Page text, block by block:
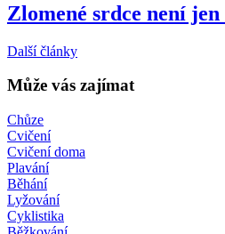
Zlomené srdce není
Další články
Může vás zajímat
Chůze
Cvičení
Cvičení doma
Plavání
Běhání
Lyžování
Cyklistika